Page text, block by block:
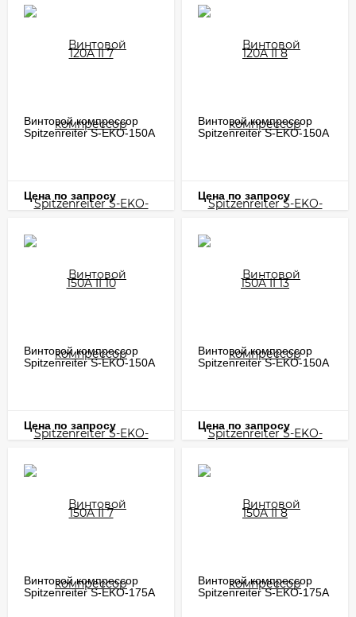
Винтовой компрессор
Spitzenreiter S-EKO-150A
Цена по запросу
Винтовой компрессор
Spitzenreiter S-EKO-150A
Цена по запросу
Винтовой компрессор
Spitzenreiter S-EKO-150A
Цена по запросу
Винтовой компрессор
Spitzenreiter S-EKO-150A
Цена по запросу
Винтовой компрессор
Spitzenreiter S-EKO-175A
Винтовой компрессор
Spitzenreiter S-EKO-175A